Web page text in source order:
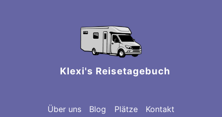
Klexi's Reisetagebuch
Über uns Blog Plätze Kontakt